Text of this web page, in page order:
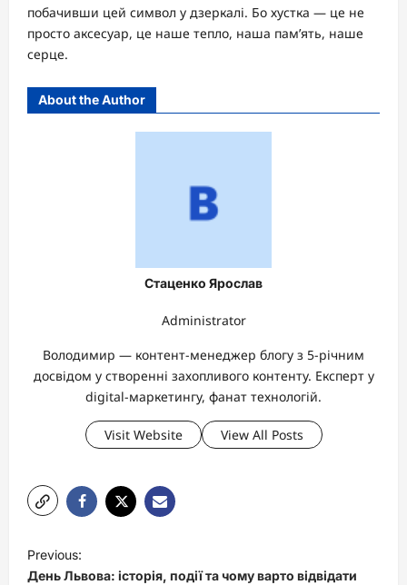
побачивши цей символ у дзеркалі. Бо хустка — це не
просто аксесуар, це наше тепло, наша пам’ять, наше
серце.
About the Author
Стаценко Ярослав
Administrator
Володимир — контент-менеджер блогу з 5-річним
досвідом у створенні захопливого контенту. Експерт у
digital-маркетингу, фанат технологій.
Visit Website View All Posts
P
o
Previous:
День Львова: історія, події та чому варто відвідати